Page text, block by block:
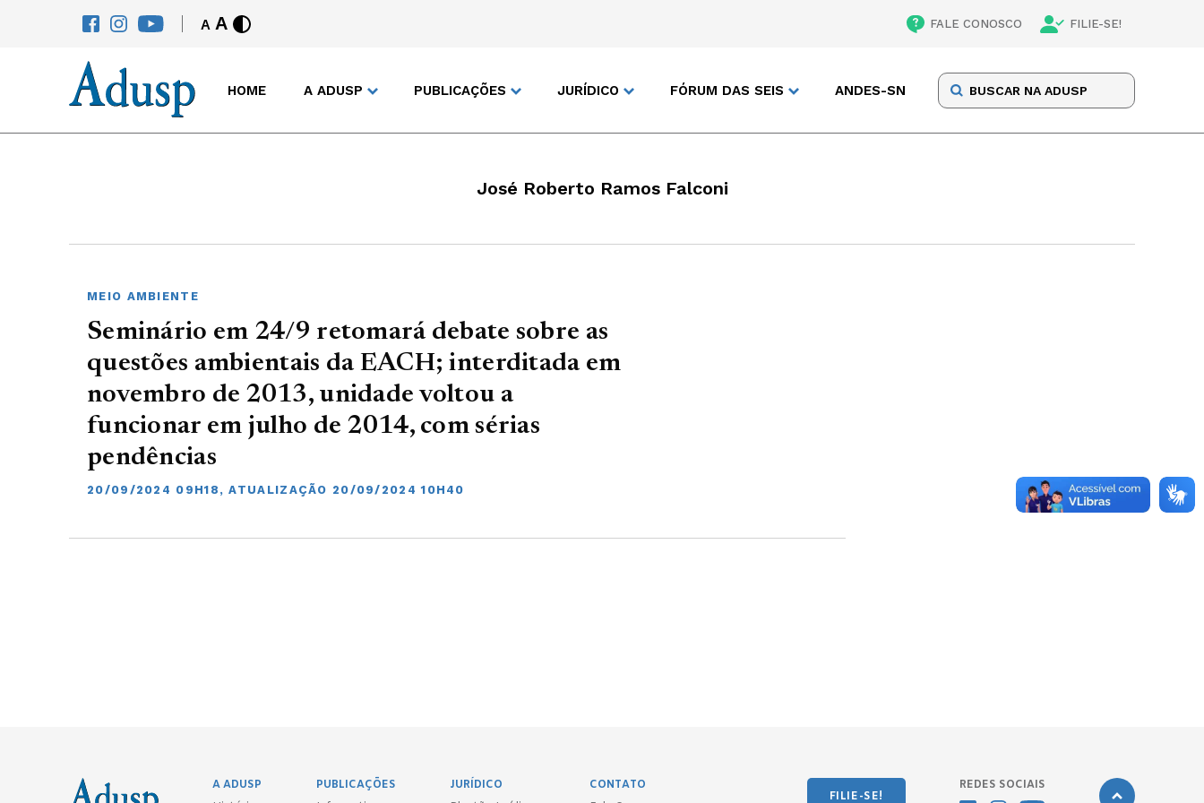
A A FALE CONOSCO FILIE-SE!
HOME A ADUSP PUBLICAÇÕES JURÍDICO FÓRUM DAS SEIS ANDES-SN
José Roberto Ramos Falconi
MEIO AMBIENTE
Seminário em 24/9 retomará debate sobre as
questões ambientais da EACH; interditada em
novembro de 2013, unidade voltou a
funcionar em julho de 2014, com sérias
pendências
20/09/2024 09H18, ATUALIZAÇÃO 20/09/2024 10H40
A ADUSP
PUBLICAÇÕES
JURÍDICO
CONTATO
FILIE-SE!
REDES SOCIAIS